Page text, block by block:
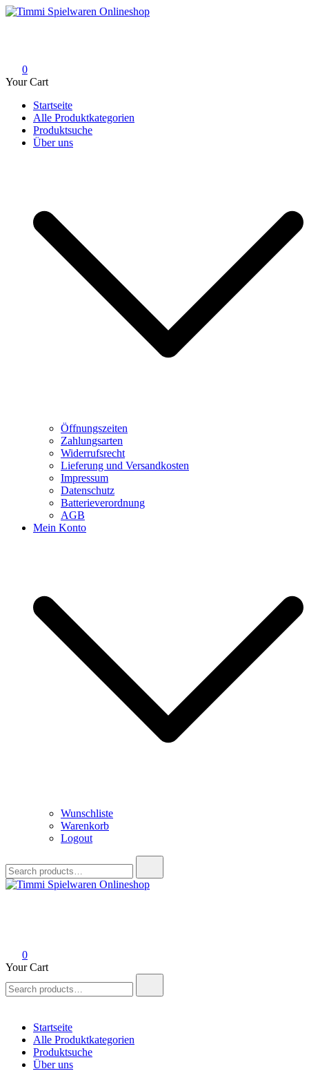
Skip
0
Your Cart
Startseite
Alle Produktkategorien
Produktsuche
Über uns
Öffnungszeiten
Zahlungsarten
Widerrufsrecht
Lieferung und Versandkosten
Impressum
Datenschutz
Batterieverordnung
AGB
Mein Konto
Wunschliste
Warenkorb
Logout
for:
0
Your Cart
for:
Startseite
Alle Produktkategorien
Produktsuche
Über uns